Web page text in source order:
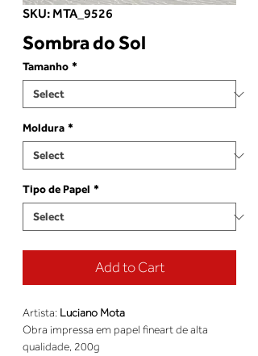
SKU: MTA_9526
Sombra do Sol
Tamanho *
Moldura *
Tipo de Papel *
Add to Cart
Artista: Luciano Mota
Obra impressa em papel fineart de alta
qualidade, 200g